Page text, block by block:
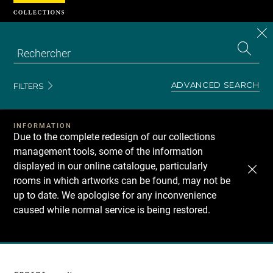
FILTERS ADVANCED SEARCH
INFORMATION
Due to the complete redesign of our collections
management tools, some of the information
displayed in our online catalogue, particularly
rooms in which artworks can be found, may not be
up to date. We apologise for any inconvenience
caused while normal service is being restored.
Recherche
Cookies management panel